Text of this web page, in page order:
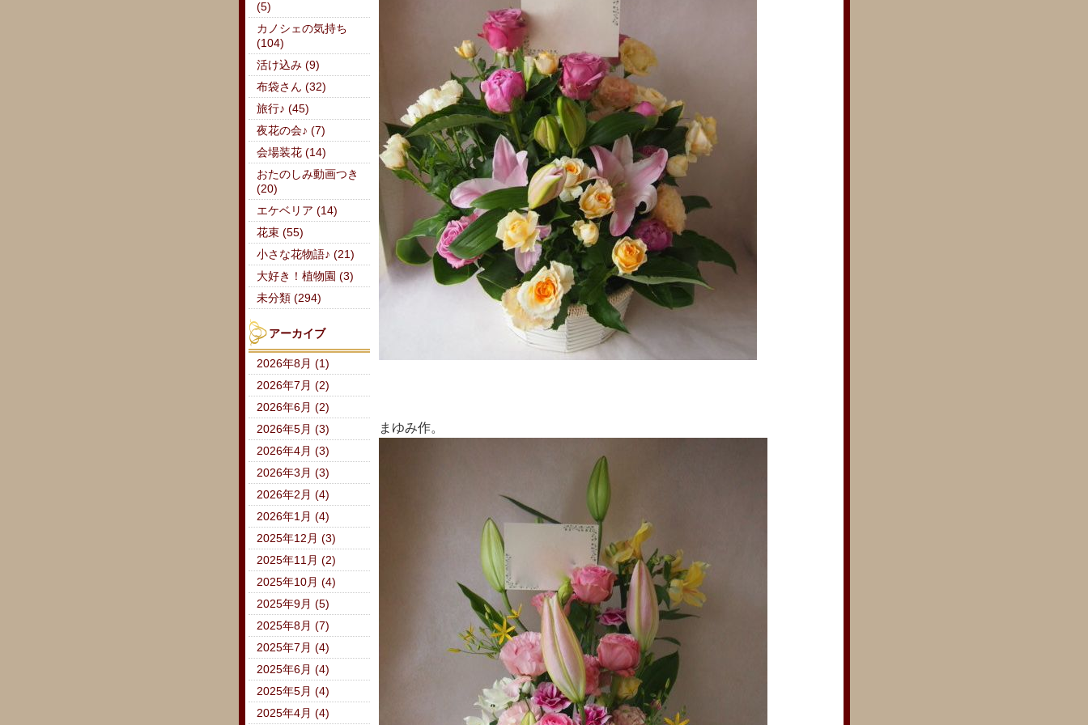
まゆみ作。
(5)
カノシェの気持ち
(104)
活け込み (9)
布袋さん (32)
旅行♪ (45)
夜花の会♪ (7)
会場装花 (14)
おたのしみ動画つき
(20)
エケベリア (14)
花束 (55)
小さな花物語♪ (21)
大好き！植物園 (3)
未分類 (294)
アーカイブ
2026年8月 (1)
2026年7月 (2)
2026年6月 (2)
2026年5月 (3)
2026年4月 (3)
2026年3月 (3)
2026年2月 (4)
2026年1月 (4)
2025年12月 (3)
2025年11月 (2)
2025年10月 (4)
2025年9月 (5)
2025年8月 (7)
2025年7月 (4)
2025年6月 (4)
2025年5月 (4)
2025年4月 (4)